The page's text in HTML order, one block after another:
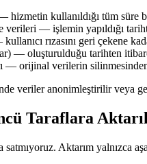
kullanıldığı tüm süre
verileri — işlemin yapıldığı
rızasını geri çekene
— oluşturulduğu tarihten
— orijinal verilerin
veriler anonimleştirilir veya
Taraflara
Aktarım yalnızca